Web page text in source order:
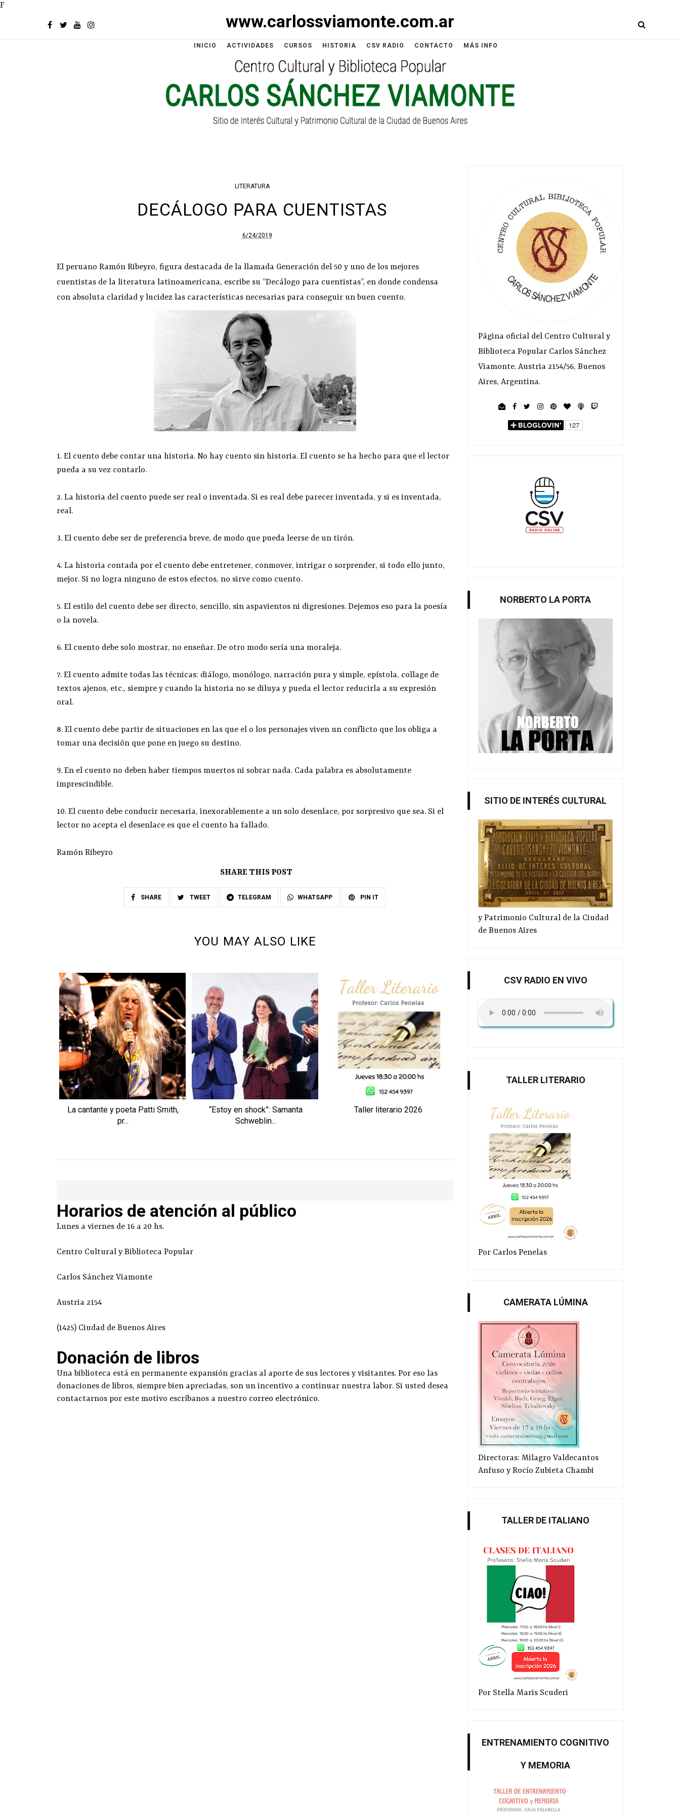
F
www.carlossviamonte.com.ar
INICIO ACTIVIDADES CURSOS HISTORIA CSV RADIO CONTACTO MÁS INFO
LITERATURA
DECÁLOGO PARA CUENTISTAS
6/24/2019
El peruano Ramón Ribeyro, figura destacada de la llamada Generación del 50 y uno de los mejores
cuentistas de la literatura latinoamericana, escribe su “Decálogo para cuentistas”, en donde condensa
con absoluta claridad y lucidez las características necesarias para conseguir un buen cuento.
1. El cuento debe contar una historia. No hay cuento sin historia. El cuento se ha hecho para que el lector
pueda a su vez contarlo.
2. La historia del cuento puede ser real o inventada. Si es real debe parecer inventada, y si es inventada,
real.
3. El cuento debe ser de preferencia breve, de modo que pueda leerse de un tirón.
4. La historia contada por el cuento debe entretener, conmover, intrigar o sorprender, si todo ello junto,
mejor. Si no logra ninguno de estos efectos, no sirve como cuento.
5. El estilo del cuento debe ser directo, sencillo, sin aspavientos ni digresiones. Dejemos eso para la poesía
o la novela.
6. El cuento debe solo mostrar, no enseñar. De otro modo sería una moraleja.
7. El cuento admite todas las técnicas: diálogo, monólogo, narración pura y simple, epístola, collage de
textos ajenos, etc., siempre y cuando la historia no se diluya y pueda el lector reducirla a su expresión
oral.
8. El cuento debe partir de situaciones en las que el o los personajes viven un conflicto que los obliga a
tomar una decisión que pone en juego su destino.
9. En el cuento no deben haber tiempos muertos ni sobrar nada. Cada palabra es absolutamente
imprescindible.
10. El cuento debe conducir necesaria, inexorablemente a un solo desenlace, por sorpresivo que sea. Si el
lector no acepta el desenlace es que el cuento ha fallado.
Ramón Ribeyro
SHARE THIS POST
SHARE TWEET TELEGRAM WHATSAPP PIN IT
YOU MAY ALSO LIKE
La cantante y poeta Patti Smith,
pr...
“Estoy en shock”: Samanta
Schweblin...
Taller literario 2026
Oráculos, laberintos,
instalaciones...
Horarios de atención al público
Lunes a viernes de 16 a 20 hs.
Centro Cultural y Biblioteca Popular
Carlos Sánchez Viamonte
Austria 2154
(1425) Ciudad de Buenos Aires
Donación de libros
Una biblioteca está en permanente expansión gracias al aporte de sus lectores y visitantes. Por eso las
donaciones de libros, siempre bien apreciadas, son un incentivo a continuar nuestra labor. Si usted desea
contactarnos por este motivo escríbanos a nuestro correo electrónico.
Página oficial del Centro Cultural y
Biblioteca Popular Carlos Sánchez
Viamonte. Austria 2154/56, Buenos
Aires, Argentina.
NORBERTO LA PORTA
SITIO DE INTERÉS CULTURAL
y Patrimonio Cultural de la Ciudad
de Buenos Aires
CSV RADIO EN VIVO
TALLER LITERARIO
Por Carlos Penelas
CAMERATA LÚMINA
Directoras: Milagro Valdecantos
Anfuso y Rocío Zubieta Chambi
TALLER DE ITALIANO
Por Stella Maris Scuderi
ENTRENAMIENTO COGNITIVO
Y MEMORIA